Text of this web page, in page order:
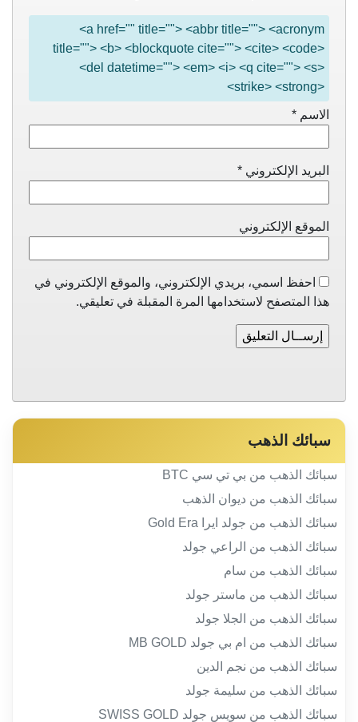
<a href="" title=""> <abbr title=""> <acronym
title=""> <b> <blockquote cite=""> <cite> <code>
<del datetime=""> <em> <i> <q cite=""> <s>
<strike> <strong>
الاسم *
البريد الإلكتروني *
الموقع الإلكتروني
احفظ اسمي، بريدي الإلكتروني، والموقع الإلكتروني في
هذا المتصفح لاستخدامها المرة المقبلة في تعليقي.
سبائك الذهب
سبائك الذهب من بي تي سي BTC
سبائك الذهب من ديوان الذهب
سبائك الذهب من جولد ايرا Gold Era
سبائك الذهب من الراعي جولد
سبائك الذهب من سام
سبائك الذهب من ماستر جولد
سبائك الذهب من الجلا جولد
سبائك الذهب من ام بي جولد MB GOLD
سبائك الذهب من نجم الدين
سبائك الذهب من سليمة جولد
سبائك الذهب من سويس جولد SWISS GOLD